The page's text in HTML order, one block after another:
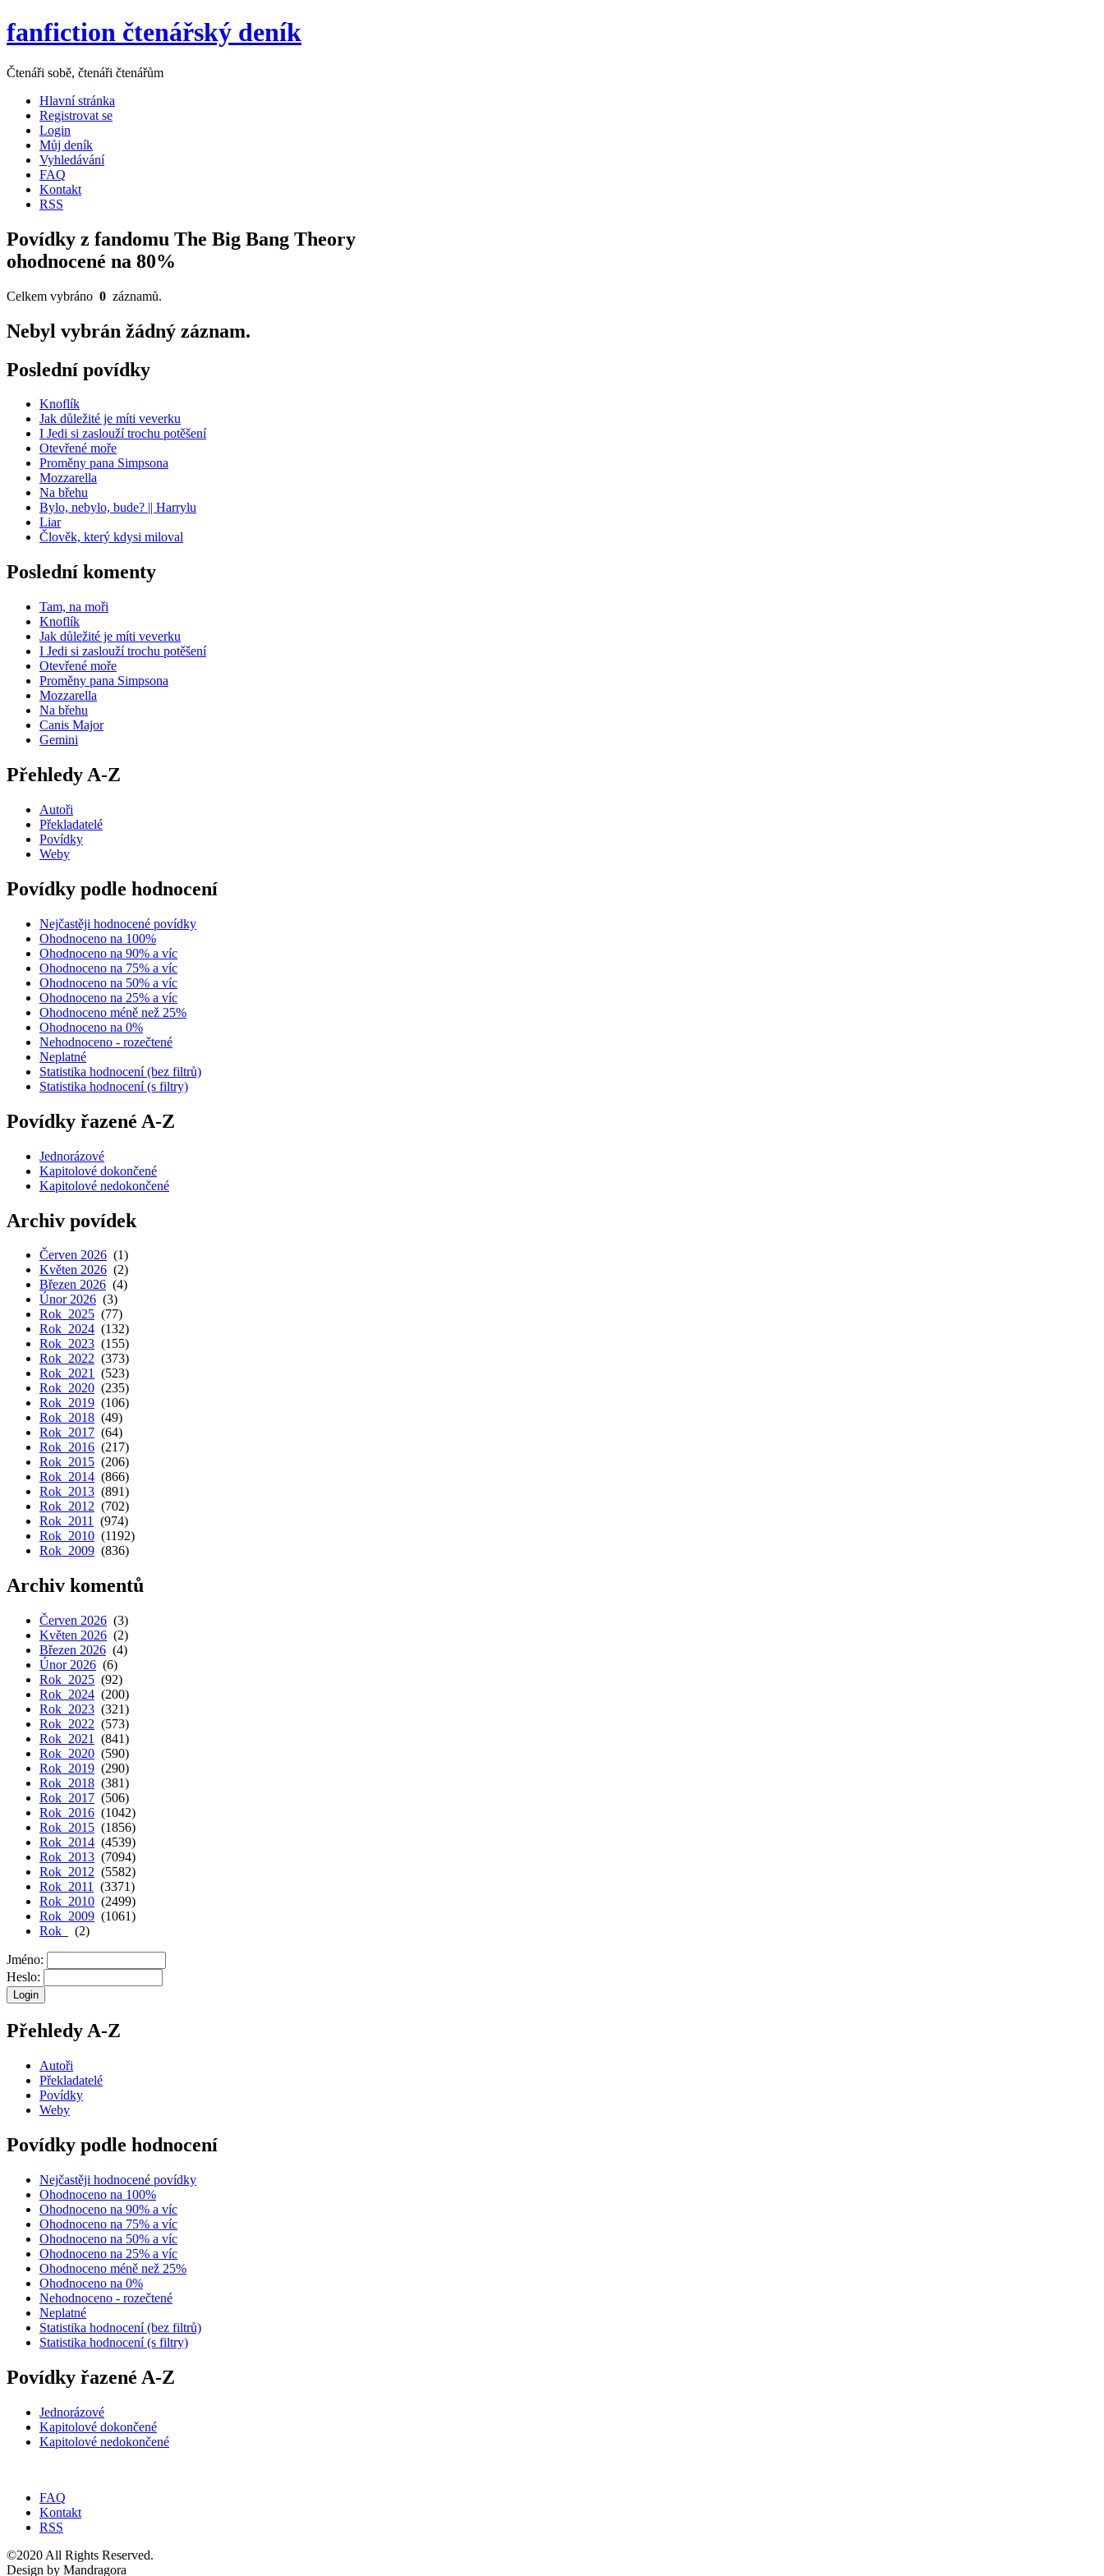
fanfiction čtenářský deník
Čtenáři sobě, čtenáři čtenářům
Hlavní stránka
Registrovat se
Login
Můj deník
Vyhledávání
FAQ
Kontakt
RSS
Povídky z fandomu The Big Bang Theory
ohodnocené na 80%
Celkem vybráno 0 záznamů.
Nebyl vybrán žádný záznam.
Poslední povídky
Knoflík
Jak důležité je míti veverku
I Jedi si zaslouží trochu potěšení
Otevřené moře
Proměny pana Simpsona
Mozzarella
Na břehu
Bylo, nebylo, bude? || Harrylu
Liar
Člověk, který kdysi miloval
Poslední komenty
Tam, na moři
Knoflík
Jak důležité je míti veverku
I Jedi si zaslouží trochu potěšení
Otevřené moře
Proměny pana Simpsona
Mozzarella
Na břehu
Canis Major
Gemini
Přehledy A-Z
Autoři
Překladatelé
Povídky
Weby
Povídky podle hodnocení
Nejčastěji hodnocené povídky
Ohodnoceno na 100%
Ohodnoceno na 90% a víc
Ohodnoceno na 75% a víc
Ohodnoceno na 50% a víc
Ohodnoceno na 25% a víc
Ohodnoceno méně než 25%
Ohodnoceno na 0%
Nehodnoceno - rozečtené
Neplatné
Statistika hodnocení (bez filtrů)
Statistika hodnocení (s filtry)
Povídky řazené A-Z
Jednorázové
Kapitolové dokončené
Kapitolové nedokončené
Archiv povídek
Červen 2026 (1)
Květen 2026 (2)
Březen 2026 (4)
Únor 2026 (3)
Rok 2025 (77)
Rok 2024 (132)
Rok 2023 (155)
Rok 2022 (373)
Rok 2021 (523)
Rok 2020 (235)
Rok 2019 (106)
Rok 2018 (49)
Rok 2017 (64)
Rok 2016 (217)
Rok 2015 (206)
Rok 2014 (866)
Rok 2013 (891)
Rok 2012 (702)
Rok 2011 (974)
Rok 2010 (1192)
Rok 2009 (836)
Archiv komentů
Červen 2026 (3)
Květen 2026 (2)
Březen 2026 (4)
Únor 2026 (6)
Rok 2025 (92)
Rok 2024 (200)
Rok 2023 (321)
Rok 2022 (573)
Rok 2021
(841)
Rok 2020 (590)
Rok 2019 (290)
Rok 2018 (381)
Rok 2017 (506)
Rok 2016 (1042)
Rok 2015 (1856)
Rok 2014 (4539)
Rok 2013 (7094)
Rok 2012 (5582)
Rok 2011
(3371)
Rok 2010 (2499)
Rok 2009 (1061)
Rok
(2)
Jméno:
Heslo:
Přehledy A-Z
Autoři
Překladatelé
Povídky
Weby
Povídky podle hodnocení
Nejčastěji hodnocené povídky
Ohodnoceno na 100%
Ohodnoceno na 90% a víc
Ohodnoceno na 75% a víc
Ohodnoceno na 50% a víc
Ohodnoceno na 25% a víc
Ohodnoceno méně než 25%
Ohodnoceno na 0%
Nehodnoceno - rozečtené
Neplatné
Statistika hodnocení (bez filtrů)
Statistika hodnocení (s filtry)
Povídky řazené A-Z
Jednorázové
Kapitolové dokončené
Kapitolové nedokončené
FAQ
Kontakt
RSS
©2020 All Rights Reserved.
Design by Mandragora